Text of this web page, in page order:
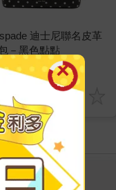
迪士尼聯名皮革
－黑色點點
特價 6880 元
加入購物車